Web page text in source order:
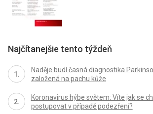
Najčítanejšie tento týždeň
Naděje budí časná diagnostika
založená na pachu kůže
Koronavirus hýbe světem: Víte jak se
postupovat v případě podezření?